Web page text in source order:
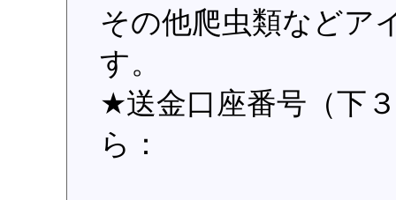
その他爬虫類などア
す。
★送金口座番号（下
ら：